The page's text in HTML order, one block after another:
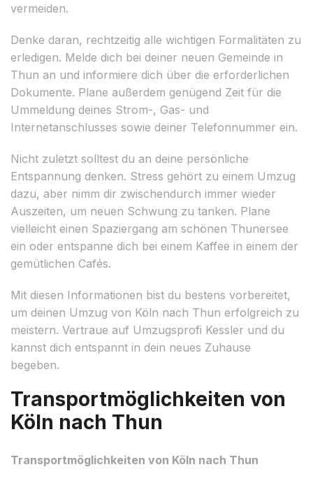
vermeiden.
Denke daran, rechtzeitig alle wichtigen Formalitäten zu
erledigen. Melde dich bei deiner neuen Gemeinde in
Thun an und informiere dich über die erforderlichen
Dokumente. Plane außerdem genügend Zeit für die
Ummeldung deines Strom-, Gas- und
Internetanschlusses sowie deiner Telefonnummer ein.
Nicht zuletzt solltest du an deine persönliche
Entspannung denken. Stress gehört zu einem Umzug
dazu, aber nimm dir zwischendurch immer wieder
Auszeiten, um neuen Schwung zu tanken. Plane
vielleicht einen Spaziergang am schönen Thunersee
ein oder entspanne dich bei einem Kaffee in einem der
gemütlichen Cafés.
Mit diesen Informationen bist du bestens vorbereitet,
um deinen Umzug von Köln nach Thun erfolgreich zu
meistern. Vertraue auf Umzugsprofi Kessler und du
kannst dich entspannt in dein neues Zuhause
begeben.
Transportmöglichkeiten von
Köln nach Thun
Transportmöglichkeiten von Köln nach Thun